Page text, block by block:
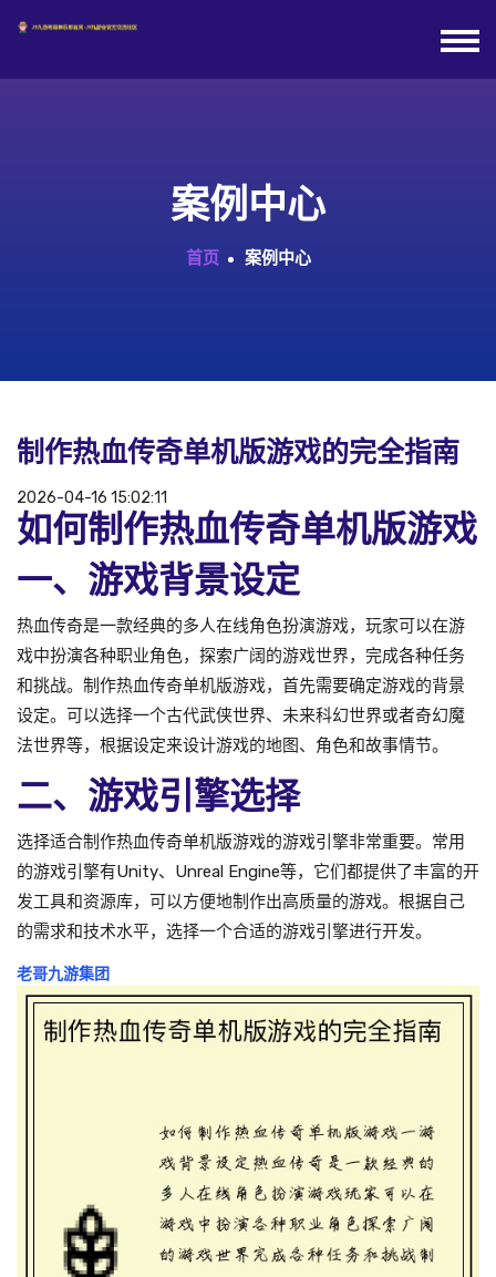
案例中心
首页 案例中心
制作热血传奇单机版游戏的完全指南
2026-04-16 15:02:11
如何制作热血传奇单机版游戏
一、游戏背景设定
热血传奇是一款经典的多人在线角色扮演游戏，玩家可以在游
戏中扮演各种职业角色，探索广阔的游戏世界，完成各种任务
和挑战。制作热血传奇单机版游戏，首先需要确定游戏的背景
设定。可以选择一个古代武侠世界、未来科幻世界或者奇幻魔
法世界等，根据设定来设计游戏的地图、角色和故事情节。
二、游戏引擎选择
选择适合制作热血传奇单机版游戏的游戏引擎非常重要。常用
的游戏引擎有Unity、Unreal Engine等，它们都提供了丰富的开
发工具和资源库，可以方便地制作出高质量的游戏。根据自己
的需求和技术水平，选择一个合适的游戏引擎进行开发。
老哥九游集团